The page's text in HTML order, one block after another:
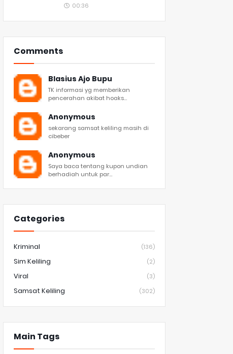
00:36
Comments
Blasius Ajo Bupu
TK informasi yg memberikan
pencerahan akibat hoaks...
Anonymous
sekarang samsat keliling masih di
cibeber
Anonymous
Saya baca tentang kupon undian
berhadiah untuk par...
Categories
Kriminal (136)
Sim Keliling (2)
Viral (3)
Samsat Keliling (302)
Main Tags